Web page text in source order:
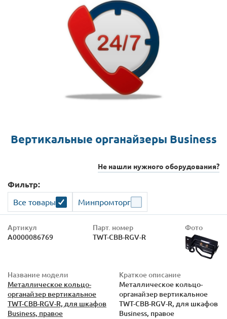
Вертикальные органайзеры Business
Не нашли нужного оборудования?
Фильтр:
Все товары Минпромторг
Артикул
А0000086769
Парт. номер
TWT-CBB-RGV-R
Фото
Название модели
Металлическое кольцо-
органайзер вертикальное
TWT-CBB-RGV-R, для шкафов
Business, правое
Краткое описание
Металлическое кольцо-
органайзер вертикальное
TWT-CBB-RGV-R, для шкафов
Business, правое